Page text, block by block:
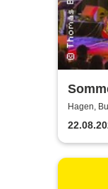
Hagen,